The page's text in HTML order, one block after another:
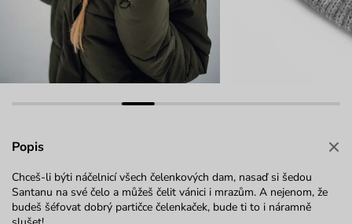
Popis
Chceš-li býti náčelnicí všech čelenkových dam, nasaď si šedou
Santanu na své čelo a můžeš čelit vánici i mrazům. A nejenom, že
budeš šéfovat dobrý partičce čelenkaček, bude ti to i náramně